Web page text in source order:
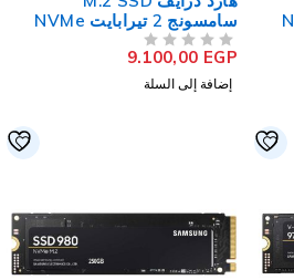
سامسونج 2 تيرابايت NVMe
PCIe 990 Pro
9.100,00EGP
إضافة إلى السلة